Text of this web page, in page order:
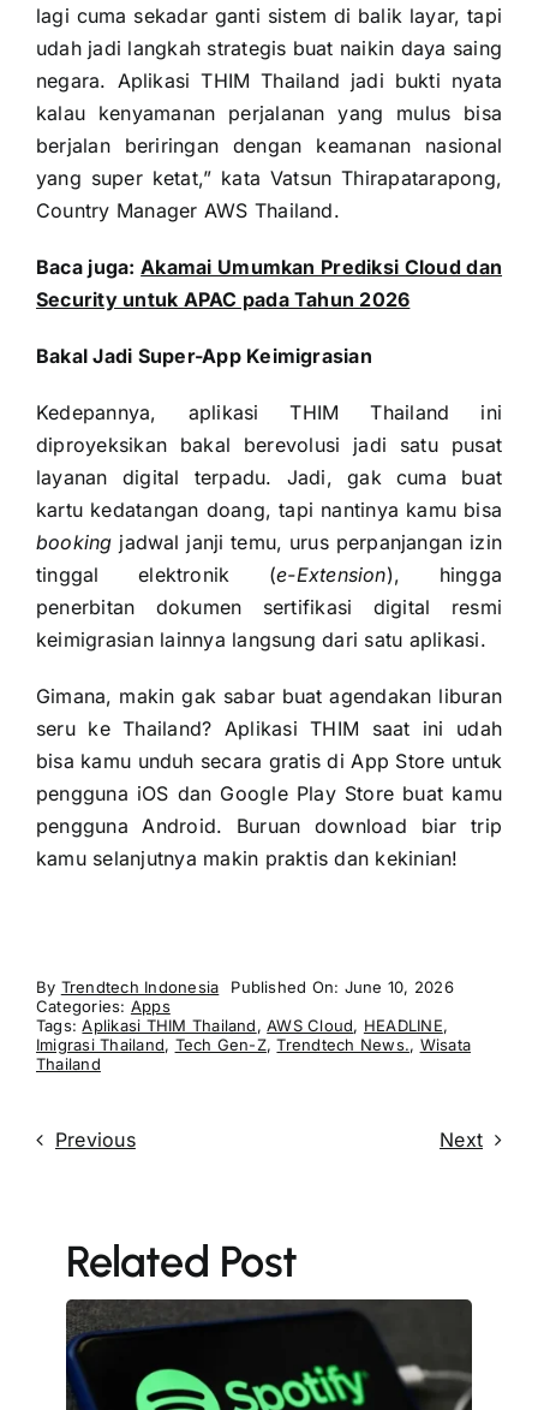
lagi cuma sekadar ganti sistem di balik layar, tapi
udah jadi langkah strategis buat naikin daya saing
negara. Aplikasi THIM Thailand jadi bukti nyata
kalau kenyamanan perjalanan yang mulus bisa
berjalan beriringan dengan keamanan nasional
yang super ketat,” kata Vatsun Thirapatarapong,
Country Manager AWS Thailand.
Baca juga:Akamai Umumkan Prediksi Cloud dan
Security untuk APAC pada Tahun 2026
Bakal Jadi Super-App Keimigrasian
Kedepannya, aplikasi THIM Thailand ini
diproyeksikan bakal berevolusi jadi satu pusat
layanan digital terpadu. Jadi, gak cuma buat
kartu kedatangan doang, tapi nantinya kamu bisa
booking jadwal janji temu, urus perpanjangan izin
tinggal elektronik (e-Extension), hingga
penerbitan dokumen sertifikasi digital resmi
keimigrasian lainnya langsung dari satu aplikasi.
Gimana, makin gak sabar buat agendakan liburan
seru ke Thailand? Aplikasi THIM saat ini udah
bisa kamu unduh secara gratis di App Store untuk
pengguna iOS dan Google Play Store buat kamu
pengguna Android. Buruan download biar trip
kamu selanjutnya makin praktis dan kekinian!
By Trendtech Indonesia
Published On: June 10, 2026
Categories: Apps
Tags:Aplikasi THIM Thailand,AWS Cloud, HEADLINE,
Imigrasi Thailand, Tech Gen-Z,Trendtech News., Wisata
Thailand
Previous Next
Related Post